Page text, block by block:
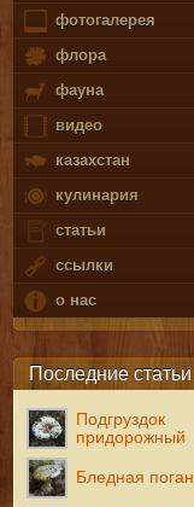
фотогалерея
флора
фауна
видео
казахстан
кулинария
статьи
ссылки
о нас
Последние статьи
Подгруздок
придорожный
Бледная